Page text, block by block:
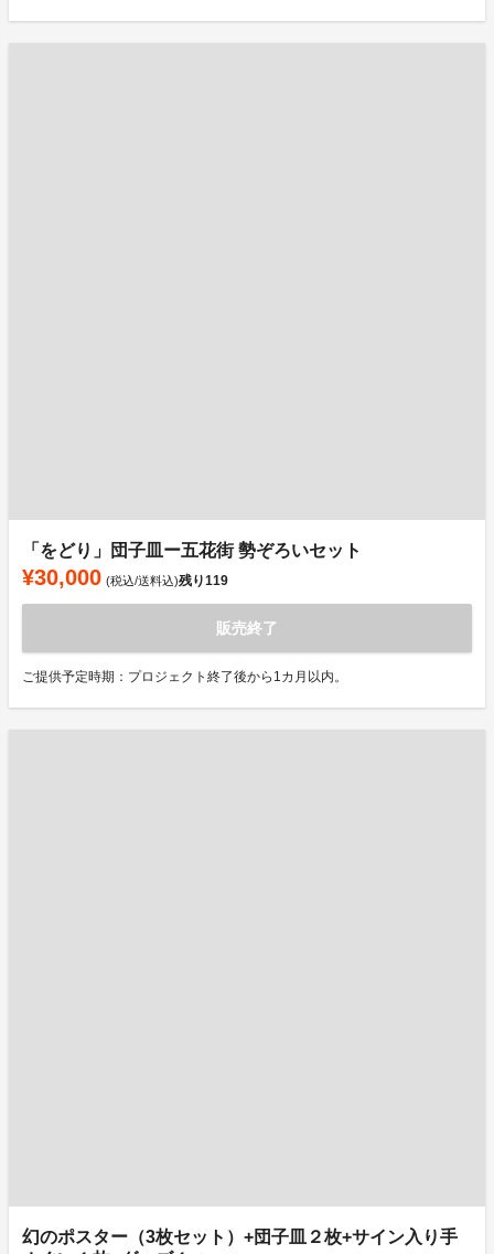
「をどり」団子皿ー五花街 勢ぞろいセット
¥30,000 (税込/送料込)残り119
販売終了
ご提供予定時期：プロジェクト終了後から1カ月以内。
幻のポスター（3枚セット）+団子皿２枚+サイン入り手